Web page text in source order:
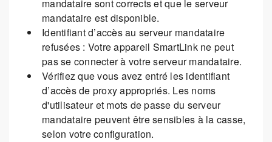
mandataire sont corrects et que le serveur
mandataire est disponible.
Identifiant d’accès au serveur mandataire
refusées : Votre appareil SmartLink ne peut
pas se connecter à votre serveur mandataire.
Vérifiez que vous avez entré les identifiant
d’accès de proxy appropriés. Les noms
d'utilisateur et mots de passe du serveur
mandataire peuvent être sensibles à la casse,
selon votre configuration.